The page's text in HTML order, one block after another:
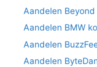
Aandelen
Aandelen BMW
Aandelen
Aandelen